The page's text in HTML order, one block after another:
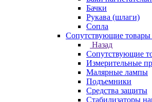
Бачки
Рукава (шлаги)
Сопла
Сопутствующие товары
Назад
Сопутствующие
Измерительные
Малярные лампы
Подъемники
Средства защиты
Стабилизаторы